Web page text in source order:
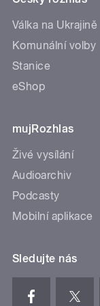
Válka na Ukrajině
Komunální volby
Stanice
eShop
mujRozhlas
Živé vysílání
Audioarchiv
Podcasty
Mobilní aplikace
Sledujte nás